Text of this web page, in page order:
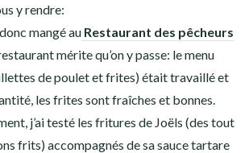
y rendre:
mangé au Restaurant des pêcheurs
mérite qu’on y passe: le menu
de poulet et frites) était travaillé et
les frites sont fraîches et bonnes.
j’ai testé les fritures de Joëls (des tout
frits) accompagnés de sa sauce tartare